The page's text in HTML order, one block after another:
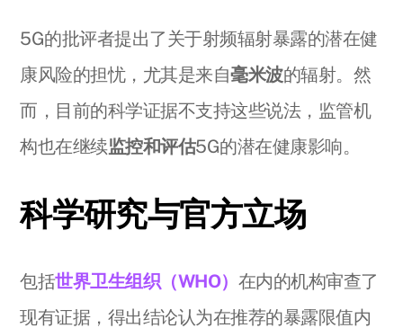
5G的批评者提出了关于射频辐射暴露的潜在健
康风险的担忧，尤其是来自毫米波的辐射。然
而，目前的科学证据不支持这些说法，监管机
构也在继续监控和评估5G的潜在健康影响。
科学研究与官方立场
包括世界卫生组织（WHO） 在内的机构审查了
现有证据，得出结论认为在推荐的暴露限值内